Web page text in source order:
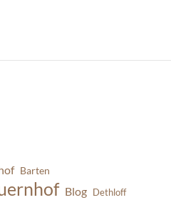
Barten
Blog Dethloff